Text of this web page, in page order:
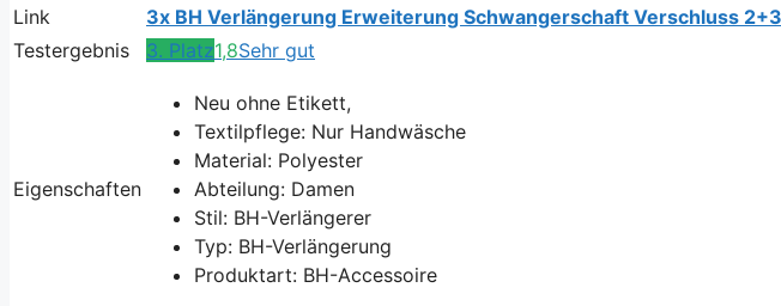
Link
3x BH Verlängerung Erweiterung Schwangerschaft Verschluss
Testergebnis
3. Platz1,8Sehr gut
Eigenschaften
Neu ohne Etikett,
Textilpflege: Nur Handwäsche
Material: Polyester
Abteilung: Damen
Stil: BH-Verlängerer
Typ: BH-Verlängerung
Produktart: BH-Accessoire